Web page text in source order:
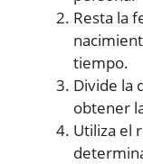
Resta la
tiempo.
Divide la
obtener
Utiliza el